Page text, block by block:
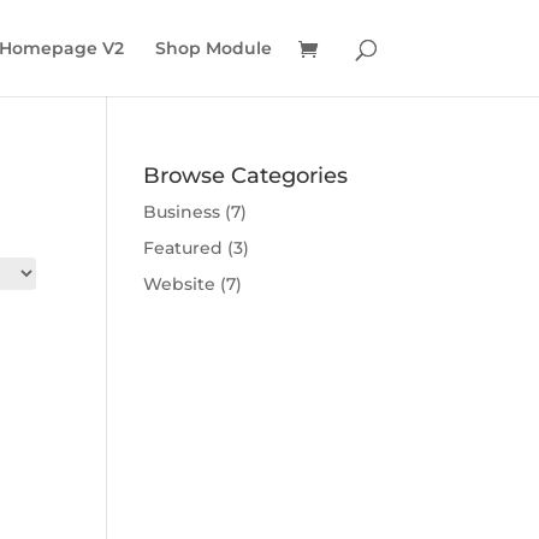
V2 Shop Module
Browse Categories
Business (7)
Featured (3)
Website (7)